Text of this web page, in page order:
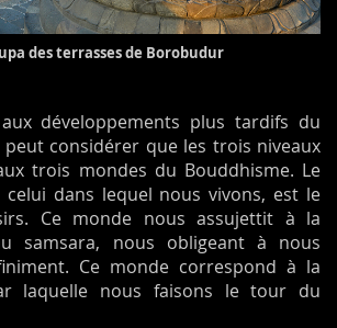
des terrasses de Borobudur
développements plus tardifs du
considérer que les trois niveaux
trois mondes du Bouddhisme. Le
dans lequel nous vivons, est le
Ce monde nous assujettit à la
samsara, nous obligeant à nous
Ce monde correspond à la
laquelle nous faisons le tour du